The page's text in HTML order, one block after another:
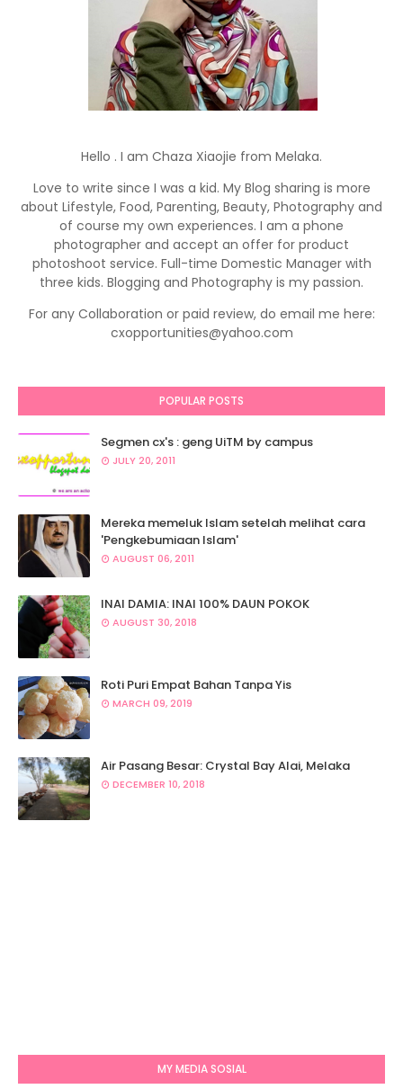
Hello . I am Chaza Xiaojie from Melaka.
Love to write since I was a kid. My Blog sharing is more
about Lifestyle, Food, Parenting, Beauty, Photography and
of course my own experiences. I am a phone
photographer and accept an offer for product
photoshoot service. Full-time Domestic Manager with
three kids. Blogging and Photography is my passion.
For any Collaboration or paid review, do email me here:
cxopportunities@yahoo.com
POPULAR POSTS
Segmen cx's : geng UiTM by campus
JULY 20, 2011
Mereka memeluk Islam setelah melihat cara
'Pengkebumiaan Islam'
AUGUST 06, 2011
INAI DAMIA: INAI 100% DAUN POKOK
AUGUST 30, 2018
Roti Puri Empat Bahan Tanpa Yis
MARCH 09, 2019
Air Pasang Besar: Crystal Bay Alai, Melaka
DECEMBER 10, 2018
MY MEDIA SOSIAL